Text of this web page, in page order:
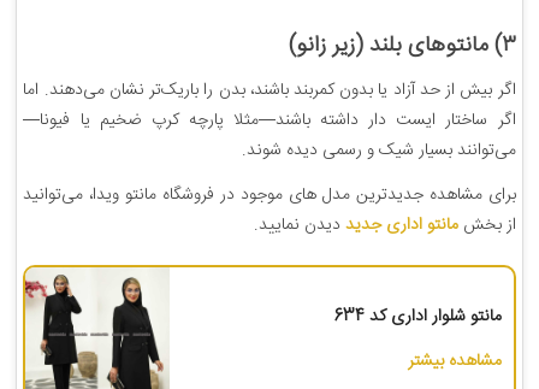
۳) مانتوهای بلند (زیر زانو)
اگر بیش از حد آزاد یا بدون کمربند باشند، بدن را باریک‌تر نشان می‌دهند. اما
اگر ساختار ایست دار داشته باشند—مثلا پارچه کرپ ضخیم یا فیونا—
می‌توانند بسیار شیک و رسمی دیده شوند.
برای مشاهده جدیدترین مدل های موجود در فروشگاه مانتو ویدا، می‌توانید
از بخشمانتو اداری جدید دیدن نمایید.
مانتو شلوار اداری کد 634
مشاهده بیشتر